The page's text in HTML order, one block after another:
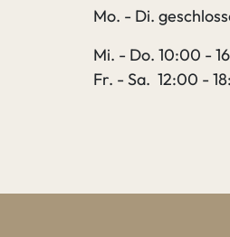
Mo. - Di.
Mi. - Do. 10:00 -
Fr. - Sa. 12:00 -